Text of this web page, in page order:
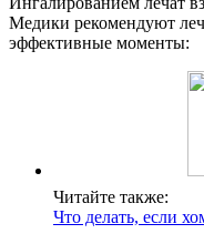
Медики рекомендуют
эффективные моменты:
Читайте также:
Что делать, если